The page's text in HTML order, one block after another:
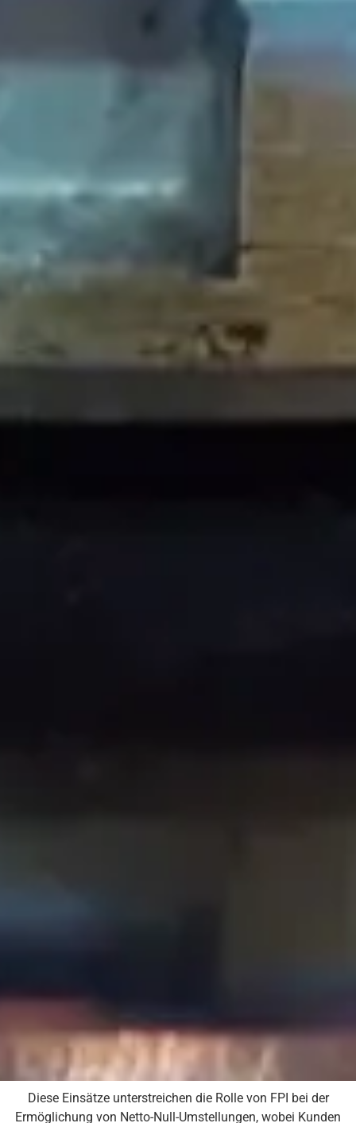
Diese Einsätze unterstreichen die Rolle von FPI bei der
Ermöglichung von Netto-Null-Umstellungen, wobei Kunden